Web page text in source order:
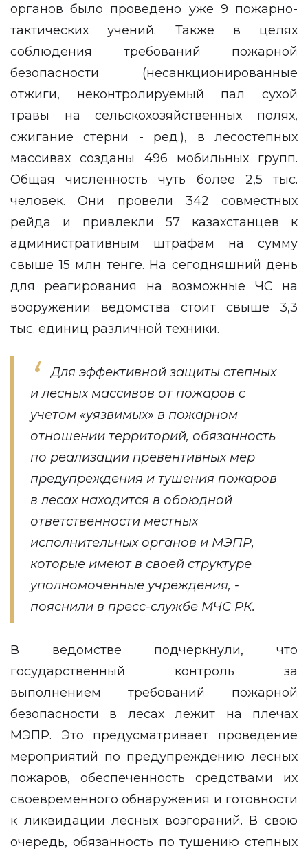
органов было проведено уже 9 пожарно-
тактических учений. Также в целях
соблюдения требований пожарной
безопасности (несанкционированные
отжиги, неконтролируемый пал сухой
травы на сельскохозяйственных полях,
сжигание стерни - ред.), в лесостепных
массивах созданы 496 мобильных групп.
Общая численность чуть более 2,5 тыс.
человек. Они провели 342 совместных
рейда и привлекли 57 казахстанцев к
административным штрафам на сумму
свыше 15 млн тенге. На сегодняшний день
для реагирования на возможные ЧС на
вооружении ведомства стоит свыше 3,3
тыс. единиц различной техники.
Для эффективной защиты степных
и лесных массивов от пожаров с
учетом «уязвимых» в пожарном
отношении территорий, обязанность
по реализации превентивных мер
предупреждения и тушения пожаров
в лесах находится в обоюдной
ответственности местных
исполнительных органов и МЭПР,
которые имеют в своей структуре
уполномоченные учреждения, -
пояснили в пресс-службе МЧС РК.
В ведомстве подчеркнули, что
государственный контроль за
выполнением требований пожарной
безопасности в лесах лежит на плечах
МЭПР. Это предусматривает проведение
мероприятий по предупреждению лесных
пожаров, обеспеченность средствами их
своевременного обнаружения и готовности
к ликвидации лесных возгораний. В свою
очередь, обязанность по тушению степных